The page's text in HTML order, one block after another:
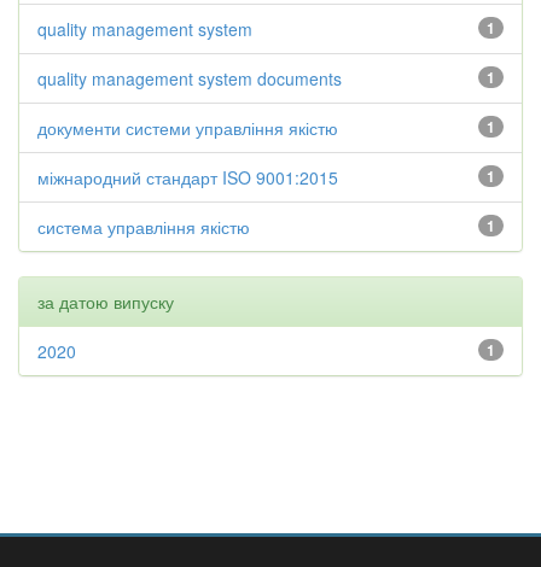
1
quality management system
1
quality management system documents
1
документи системи управління якістю
1
міжнародний стандарт ISO 9001:2015
1
система управління якістю
за датою випуску
1
2020